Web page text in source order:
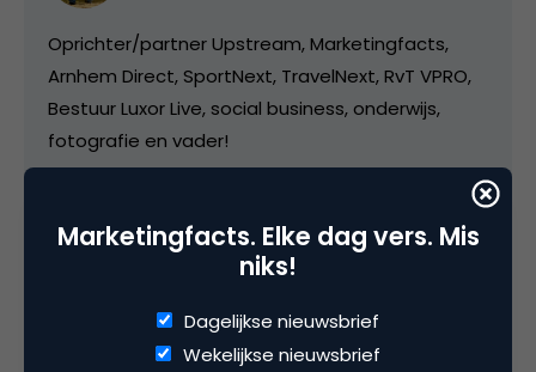
Oprichter/partner Upstream, Marketingfacts,
Arnhem Direct, SportNext, TravelNext, RvT VPRO,
Bestuur Luxor Live, social business, onderwijs,
fotografie en vader!
Contentmarketing & Storytelling Media
Marketingfacts. Elke dag vers. Mis
niks!
Dagelijkse nieuwsbrief
Wekelijkse nieuwsbrief